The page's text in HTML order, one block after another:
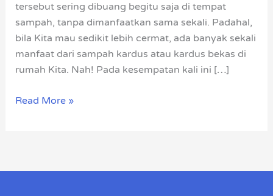
tersebut sering dibuang begitu saja di tempat
sampah, tanpa dimanfaatkan sama sekali. Padahal,
bila Kita mau sedikit lebih cermat, ada banyak sekali
manfaat dari sampah kardus atau kardus bekas di
rumah Kita. Nah! Pada kesempatan kali ini […]
Read More »